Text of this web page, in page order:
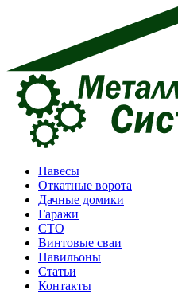
содержимому
Навесы
Откатные ворота
Дачные домики
Гаражи
СТО
Винтовые сваи
Павильоны
Статьи
Контакты